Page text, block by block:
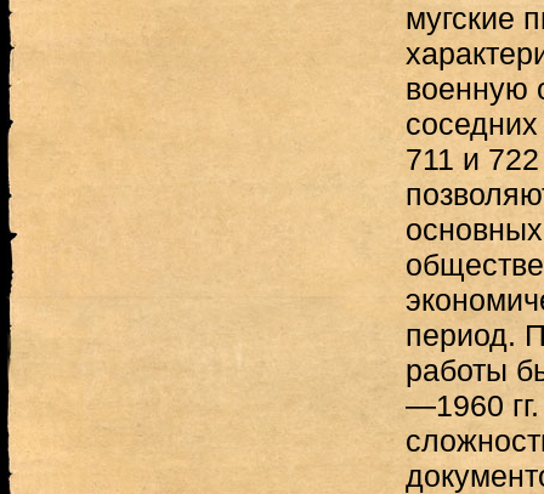
мугские
военную
711 и
период.
работы
—1960